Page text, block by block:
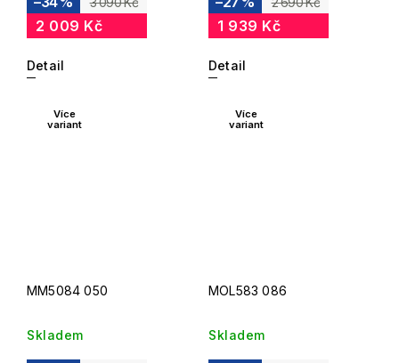
2 009 Kč
Detail
1 939 Kč
Detail
Více
variant
MM5084 050
Skladem
Více
variant
MOL583 086
Skladem